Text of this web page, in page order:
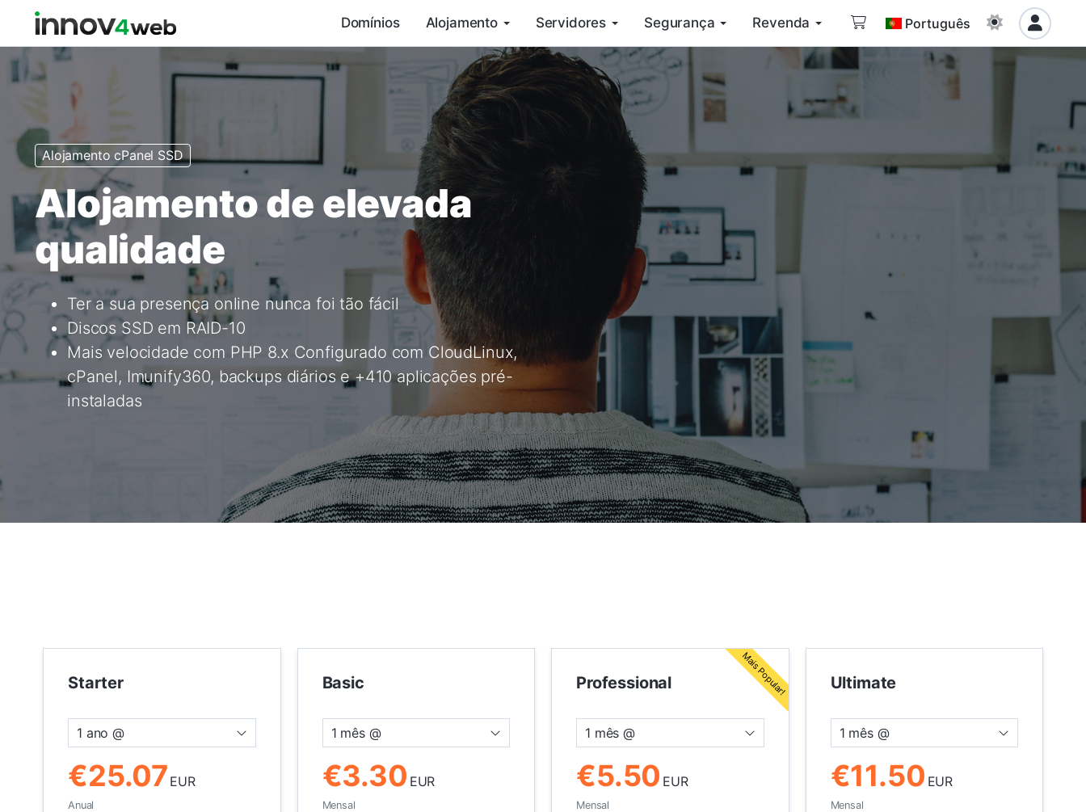
Domínios Alojamento Servidores Segurança Revenda Português
Alojamento cPanel SSD
Alojamento de elevada
qualidade
Ter a sua presença online nunca foi tão fácil
Discos SSD em RAID-10
Mais velocidade com PHP 8.x Configurado com CloudLinux,
cPanel, Imunify360, backups diários e +410 aplicações pré-
instaladas
Starter
1 ano @
€25.07 EUR
Anual
Basic
1 mês @
€3.30 EUR
Mensal
Professional Mais Popular!
1 mês @
€5.50 EUR
Mensal
Ultimate
1 mês @
€11.50 EUR
Mensal